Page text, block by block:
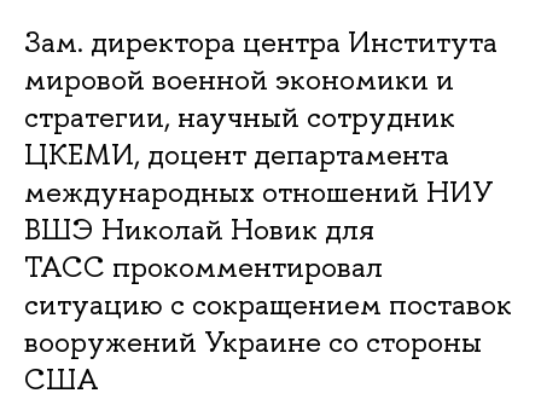
Зам. директора центра Института
мировой военной экономики и
стратегии, научный сотрудник
ЦКЕМИ, доцент департамента
международных отношений НИУ
ВШЭ Николай Новик для
ТАСС прокомментировал
ситуацию с сокращением поставок
вооружений Украине со стороны
США